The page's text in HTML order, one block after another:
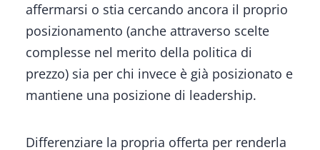
affermarsi o stia cercando ancora il proprio
posizionamento (anche attraverso scelte
complesse nel merito della politica di
prezzo) sia per chi invece è già posizionato e
mantiene una posizione di leadership.
Differenziare la propria offerta per renderla